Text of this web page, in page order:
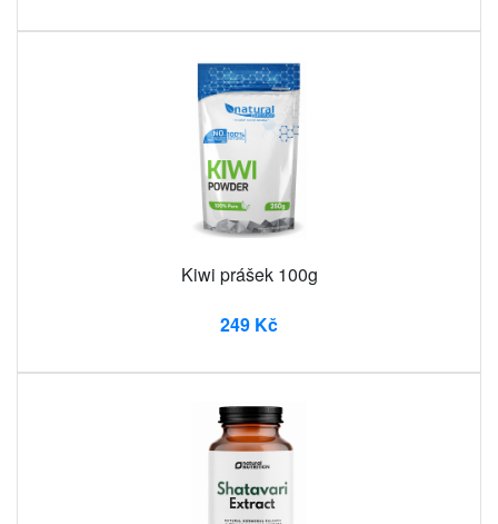
Kiwi prášek 100g
249 Kč